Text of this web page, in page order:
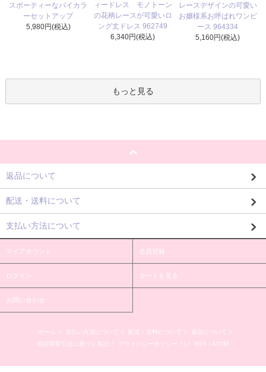
スポーティーなバイカラ
ーセットアップ
5,980円(税込)
ィードレス モノトーン
の花柄レースが可愛いロ
ング丈ドレス 962749
6,340円(税込)
レースデザインの可愛い
お嬢様系お呼ばれワンピ
ース 964334
5,160円(税込)
もっと見る
返品について
配送・送料について
支払い方法について
マイアカウント 会員登録
ログイン カートを見る
お問い合わせ
ホーム / 支払い方法について / 配送・送料について / 返品について
/
特定商取引法に基づく表記
/ プライバシーポリシー / / / RSS / ATOM